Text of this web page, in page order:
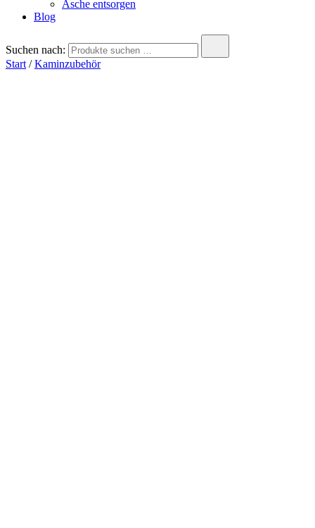
Asche entsorgen
Blog
Suchen nach:
Start /Kaminzubehör